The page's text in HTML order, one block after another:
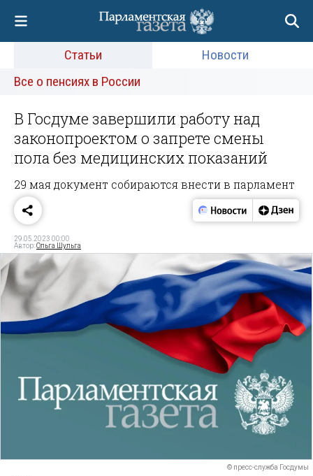
Статьи
Новости
Все о пенсиях в России
В Госдуме завершили работу над
законопроектом о запрете смены
пола без медицинских показаний
29 мая документ собираются внести в парламент
29.05.2023 00:00
Автор:Ольга Шульга
© пресс-служба Госдумы